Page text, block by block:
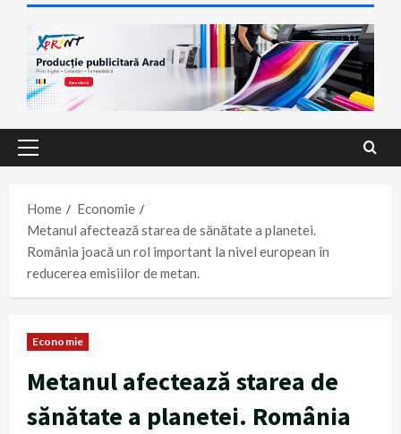
Primary
Home
Economie
Metanul afectează starea de sănătate a planetei.
România joacă un rol important la nivel european în
reducerea emisiilor de metan.
Economie
Metanul afectează starea de
sănătate a planetei. România